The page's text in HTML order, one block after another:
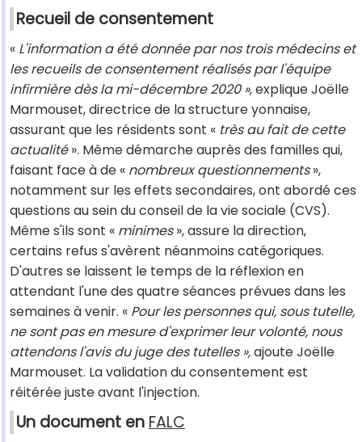
Recueil de consentement
« L'information a été donnée par nos trois médecins et
les recueils de consentement réalisés par l'équipe
infirmière dès la mi-décembre 2020 », explique Joëlle
Marmouset, directrice de la structure yonnaise,
assurant que les résidents sont « très au fait de cette
actualité». Même démarche auprès des familles qui,
faisant face à de « nombreux questionnements»,
notamment sur les effets secondaires, ont abordé ces
questions au sein du conseil de la vie sociale (CVS).
Même s'ils sont « minimes», assure la direction,
certains refus s'avèrent néanmoins catégoriques.
D'autres se laissent le temps de la réflexion en
attendant l'une des quatre séances prévues dans les
semaines à venir. « Pour les personnes qui, sous tutelle,
ne sont pas en mesure d'exprimer leur volonté, nous
attendons l'avis du juge des tutelles »,ajoute Joëlle
Marmouset. La validation du consentement est
réitérée juste avant l'injection.
Un document en FALC